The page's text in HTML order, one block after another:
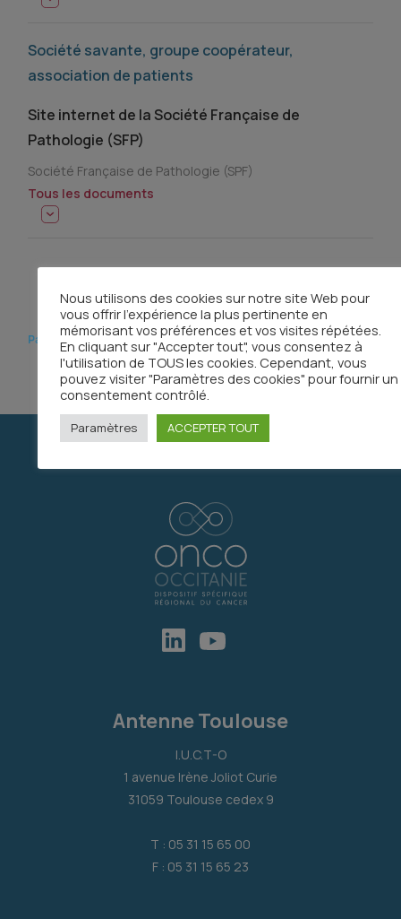
Société savante, groupe coopérateur,
association de patients
Site internet de la Société Française de
Pathologie (SFP)
Société Française de Pathologie (SPF)
Tous les documents
Partager
Antenne Toulouse
I.U.C.T-O
1 avenue Irène Joliot Curie
31059 Toulouse cedex 9
T : 05 31 15 65 00
F : 05 31 15 65 23
Nous utilisons des cookies sur notre site Web pour
vous offrir l'expérience la plus pertinente en
mémorisant vos préférences et vos visites répétées.
En cliquant sur "Accepter tout", vous consentez à
l'utilisation de TOUS les cookies. Cependant, vous
pouvez visiter "Paramètres des cookies" pour fournir un
consentement contrôlé.
Paramètres ACCEPTER TOUT